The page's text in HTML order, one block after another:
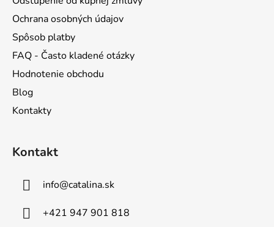
Ochrana osobných údajov
Spôsob platby
FAQ - Často kladené otázky
Hodnotenie obchodu
Blog
Kontakty
Kontakt
info@catalina.sk
+421 947 901 818